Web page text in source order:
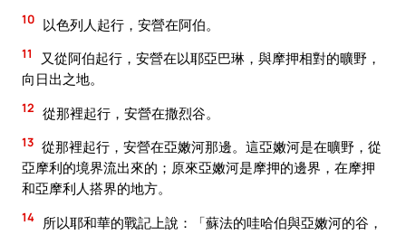
10 以色列人起行，安營在阿伯。
11
又從阿伯起行，安營在以耶亞巴琳，與摩押相對的曠野，
向日出之地。
12 從那裡起行，安營在撒烈谷。
13 從那裡起行，安營在亞嫩河那邊。這亞嫩河是在曠野，從
亞摩利的境界流出來的；原來亞嫩河是摩押的邊界，在摩押
和亞摩利人搭界的地方。
14 所以耶和華的戰記上說：「蘇法的哇哈伯與亞嫩河的谷，